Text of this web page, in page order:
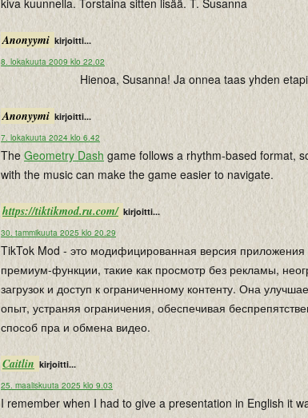
kiva kuunnella. Torstaina sitten lisää. T. Susanna
Anonyymi kirjoitti...
8. lokakuuta 2009 klo 22.02
Hienoa, Susanna! Ja onnea taas yhden
Anonyymi kirjoitti...
7. lokakuuta 2024 klo 6.42
The Geometry Dash game follows a rhythm-based format,
with the music can make the game easier to navigate.
https://tiktikmod.ru.com/ kirjoitti...
30. tammikuuta 2025 klo 20.29
TikTok Mod - это модифицированная версия
премиум-функции, такие как просмотр без рекламы,
загрузок и доступ к ограниченному контенту. Она
опыт, устраняя ограничения, обеспечивая
способ пра и обмена видео.
Caitlin kirjoitti...
25. maaliskuuta 2025 klo 9.03
I remember when I had to give a presentation in English it